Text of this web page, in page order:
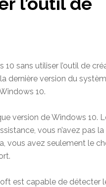
sans utiliser l’outil de
version du
10.
version de Windows 10.
vous n’avez pas
vous avez seulement le
est capable de détecter